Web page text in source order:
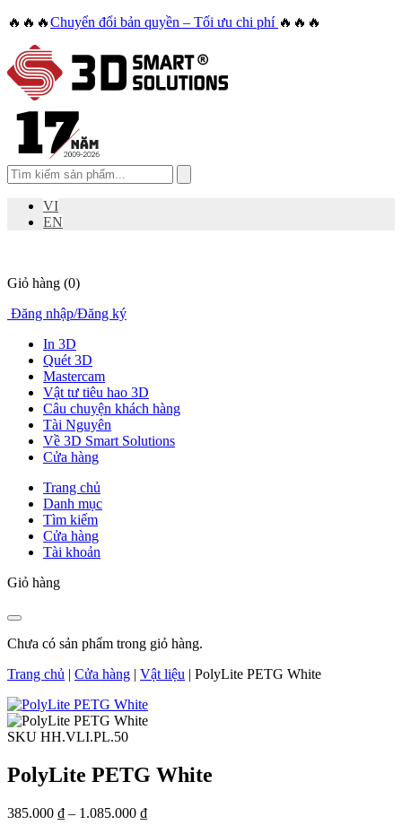
🔥🔥🔥Chuyển đổi bản quyền – Tối ưu chi phí 🔥🔥🔥
VI
EN
Giỏ hàng (0)
Đăng nhập/Đăng ký
In 3D
Quét 3D
Mastercam
Vật tư tiêu hao 3D
Câu chuyện khách hàng
Tài Nguyên
Về 3D Smart Solutions
Cửa hàng
Trang chủ
Danh mục
Tìm kiếm
Cửa hàng
Tài khoản
Giỏ hàng
Chưa có sản phẩm trong giỏ hàng.
Trang chủ | Cửa hàng | Vật liệu | PolyLite PETG White
SKU HH.VLI.PL.50
PolyLite PETG White
385.000 ₫ – 1.085.000 ₫